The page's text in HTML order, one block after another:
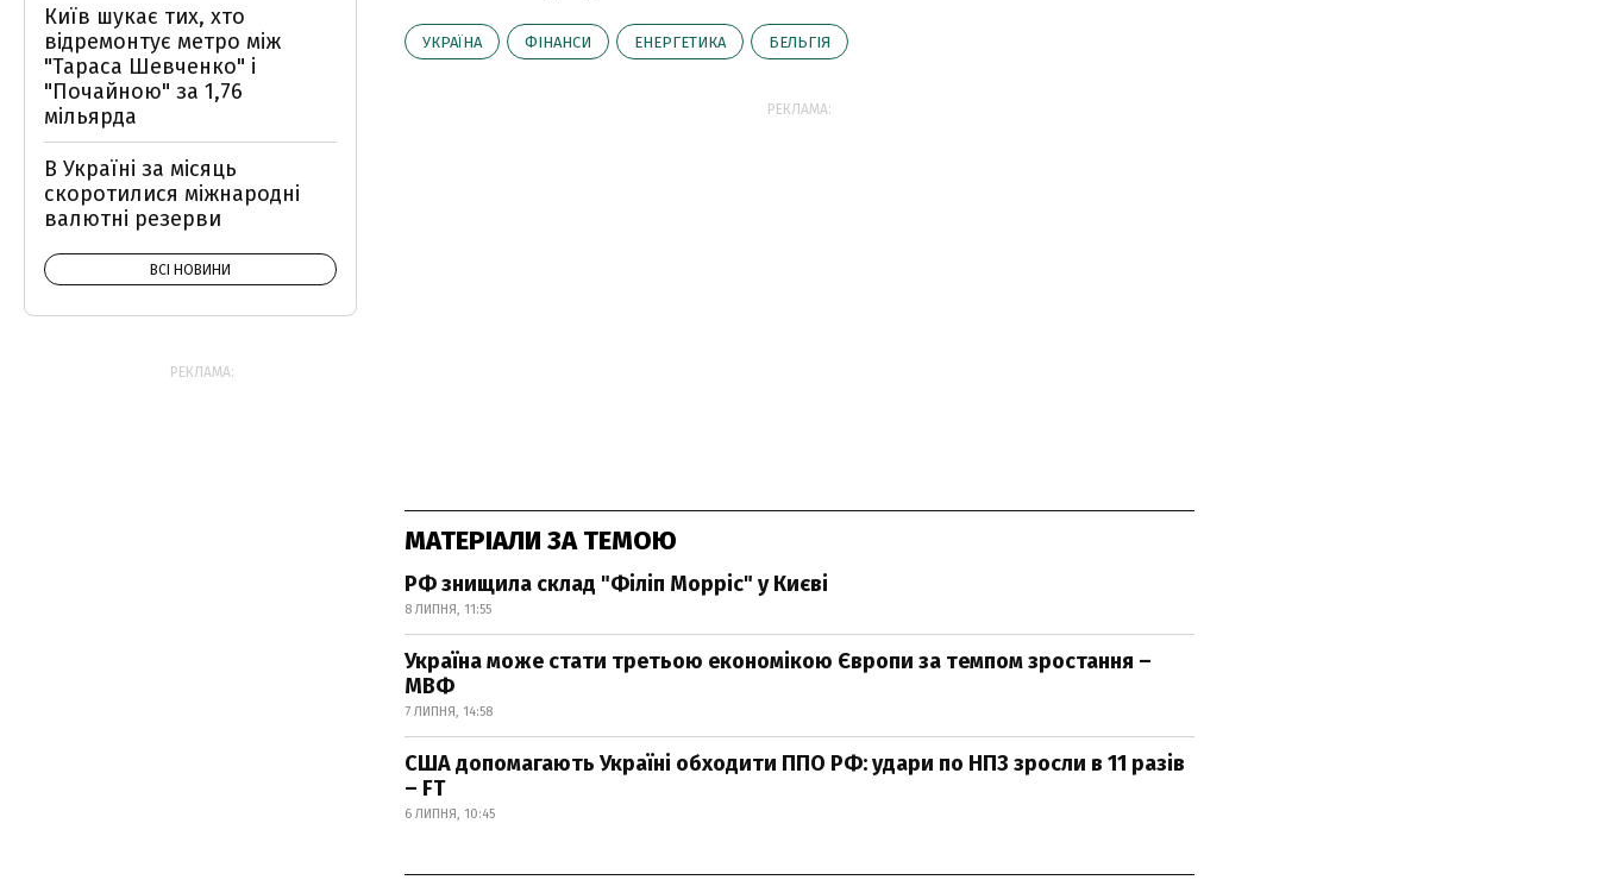
УКРАЇНА ФІНАНСИ ЕНЕРГЕТИКА БЕЛЬГІЯ
РЕКЛАМА:
МАТЕРІАЛИ ЗА ТЕМОЮ
РФ знищила склад "Філіп Морріс" у Києві
8 ЛИПНЯ, 11:55
Україна може стати третьою економікою Європи за темпом зростання –
МВФ
7 ЛИПНЯ, 14:58
США допомагають Україні обходити ППО РФ: удари по НПЗ зросли в 11 разів
– FT
6 ЛИПНЯ, 10:45
Київ шукає тих, хто
відремонтує метро між
"Тараса Шевченко" і
"Почайною" за 1,76
мільярда
В Україні за місяць
скоротилися міжнародні
валютні резерви
ВСІ НОВИНИ
РЕКЛАМА: